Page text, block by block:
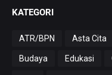
KATEGORI
ATR/BPN Asta Cita
Budaya Edukasi